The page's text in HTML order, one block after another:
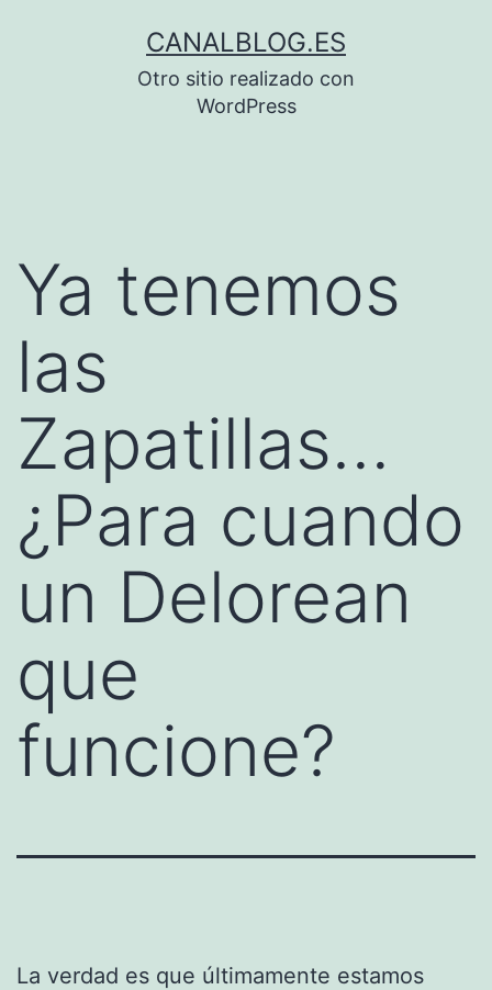
CANALBLOG.ES
Otro sitio realizado con
WordPress
Ya tenemos
las
Zapatillas…
¿Para cuando
un Delorean
que
funcione?
La verdad es que últimamente estamos